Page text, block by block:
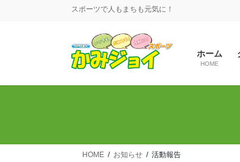
スポーツで人もまちも元気に！
ホーム
HOME
HOME お知らせ 活動報告